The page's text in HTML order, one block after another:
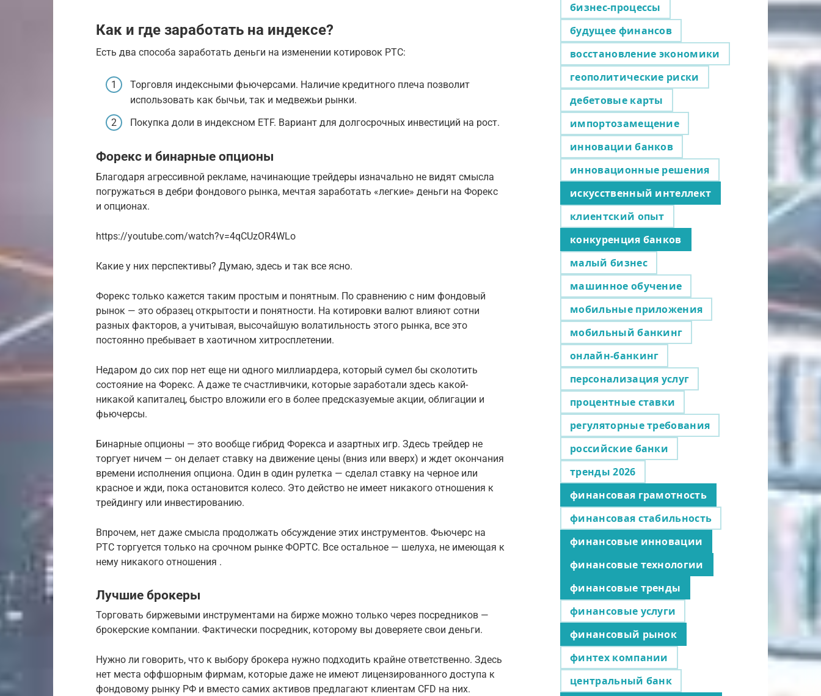
Как и где заработать на индексе?
Есть два способа заработать деньги на изменении котировок РТС:
Торговля индексными фьючерсами. Наличие кредитного плеча позволит
использовать как бычьи, так и медвежьи рынки.
Покупка доли в индексном ETF. Вариант для долгосрочных инвестиций на рост.
Форекс и бинарные опционы
Благодаря агрессивной рекламе, начинающие трейдеры изначально не видят смысла
погружаться в дебри фондового рынка, мечтая заработать «легкие» деньги на Форекс
и опционах.
https://youtube.com/watch?v=4qCUzOR4WLo
Какие у них перспективы? Думаю, здесь и так все ясно.
Форекс только кажется таким простым и понятным. По сравнению с ним фондовый
рынок — это образец открытости и понятности. На котировки валют влияют сотни
разных факторов, а учитывая, высочайшую волатильность этого рынка, все это
постоянно пребывает в хаотичном хитросплетении.
Недаром до сих пор нет еще ни одного миллиардера, который сумел бы сколотить
состояние на Форекс. А даже те счастливчики, которые заработали здесь какой-
никакой капиталец, быстро вложили его в более предсказуемые акции, облигации и
фьючерсы.
Бинарные опционы — это вообще гибрид Форекса и азартных игр. Здесь трейдер не
торгует ничем — он делает ставку на движение цены (вниз или вверх) и ждет окончания
времени исполнения опциона. Один в один рулетка — сделал ставку на черное или
красное и жди, пока остановится колесо. Это действо не имеет никакого отношения к
трейдингу или инвестированию.
Впрочем, нет даже смысла продолжать обсуждение этих инструментов. Фьючерс на
РТС торгуется только на срочном рынке ФОРТС. Все остальное — шелуха, не имеющая к
нему никакого отношения .
Лучшие брокеры
Торговать биржевыми инструментами на бирже можно только через посредников —
брокерские компании. Фактически посредник, которому вы доверяете свои деньги.
Нужно ли говорить, что к выбору брокера нужно подходить крайне ответственно. Здесь
нет места оффшорным фирмам, которые даже не имеют лицензированного доступа к
фондовому рынку РФ и вместо самих активов предлагают клиентам CFD на них.
бизнес-процессы
будущее финансов
восстановление экономики
геополитические риски
дебетовые карты
импортозамещение
инновации банков
инновационные решения
искусственный интеллект
клиентский опыт
конкуренция банков
малый бизнес
машинное обучение
мобильные приложения
мобильный банкинг
онлайн-банкинг
персонализация услуг
процентные ставки
регуляторные требования
российские банки
тренды 2026
финансовая грамотность
финансовая стабильность
финансовые инновации
финансовые технологии
финансовые тренды
финансовые услуги
финансовый рынок
финтех компании
центральный банк